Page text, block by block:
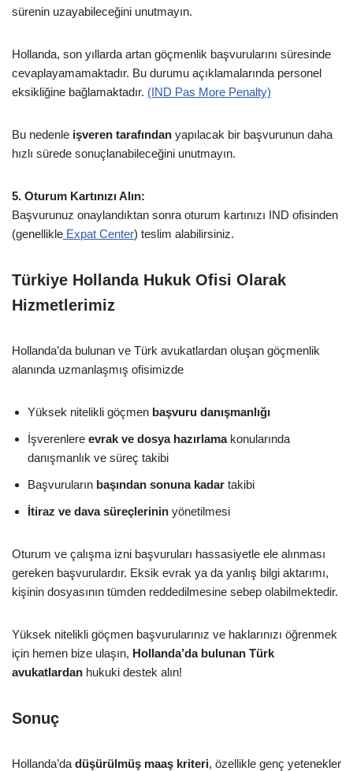
sürenin uzayabileceğini unutmayın.
Hollanda, son yıllarda artan göçmenlik başvurularını süresinde
cevaplayamamaktadır. Bu durumu açıklamalarında personel
eksikliğine bağlamaktadır. (IND Pas More Penalty)
Bu nedenle işveren tarafından yapılacak bir başvurunun daha
hızlı sürede sonuçlanabileceğini unutmayın.
5. Oturum Kartınızı Alın:
Başvurunuz onaylandıktan sonra oturum kartınızı IND ofisinden
(genellikle Expat Center) teslim alabilirsiniz.
Türkiye Hollanda Hukuk Ofisi Olarak
Hizmetlerimiz
Hollanda’da bulunan ve Türk avukatlardan oluşan göçmenlik
alanında uzmanlaşmış ofisimizde
Yüksek nitelikli göçmen başvuru danışmanlığı
İşverenlere evrak ve dosya hazırlamakonularında
danışmanlık ve süreç takibi
Başvuruların başından sonuna kadar takibi
İtiraz ve dava süreçlerinin yönetilmesi
Oturum ve çalışma izni başvuruları hassasiyetle ele alınması
gereken başvurulardır. Eksik evrak ya da yanlış bilgi aktarımı,
kişinin dosyasının tümden reddedilmesine sebep olabilmektedir.
Yüksek nitelikli göçmen başvurularınız ve haklarınızı öğrenmek
için hemen bize ulaşın, Hollanda’da bulunan Türk
avukatlardan hukuki destek alın!
Sonuç
Hollanda’da düşürülmüş maaş kriteri, özellikle genç yetenekler